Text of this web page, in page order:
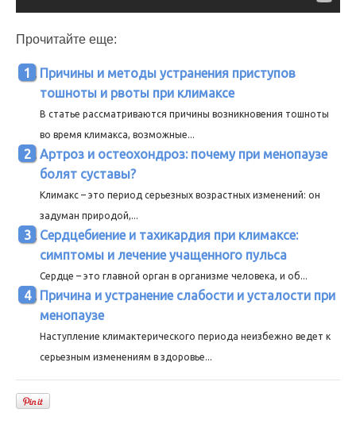
Прочитайте еще:
Причины и методы устранения приступов
тошноты и рвоты при климаксе
В статье рассматриваются причины возникновения тошноты
во время климакса, возможные...
Артроз и остеохондроз: почему при менопаузе
болят суставы?
Климакс – это период серьезных возрастных изменений: он
задуман природой,...
Сердцебиение и тахикардия при климаксе:
симптомы и лечение учащенного пульса
Сердце – это главной орган в организме человека, и об...
Причина и устранение слабости и усталости при
менопаузе
Наступление климактерического периода неизбежно ведет к
серьезным изменениям в здоровье...